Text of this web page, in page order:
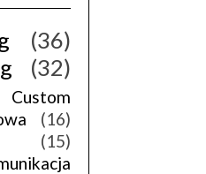
(36)
(32)
Custom
(16)
(15)